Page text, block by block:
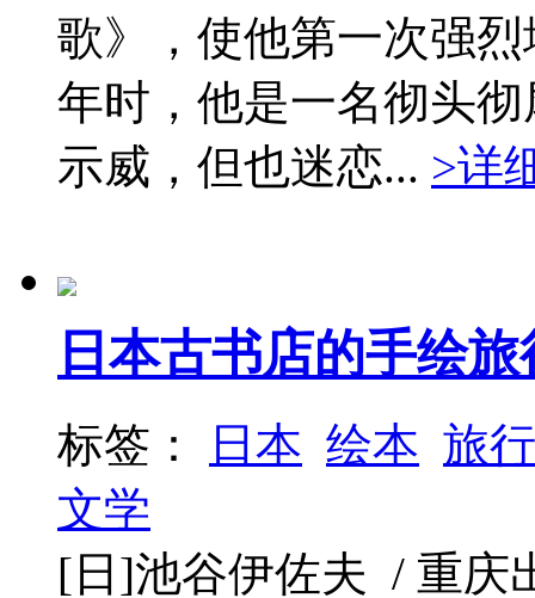
歌》，使他第一次强
年时，他是一名彻头
示威，但也迷恋... >详
日本古书店的手绘旅
标签： 日本 绘本 旅行
文学
[日]池谷伊佐夫 / 重庆